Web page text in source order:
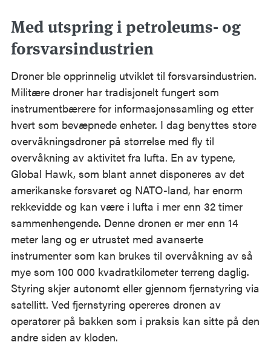
Med utspring i petroleums- og
forsvarsindustrien
Droner ble opprinnelig utviklet til forsvarsindustrien.
Militære droner har tradisjonelt fungert som
instrumentbærere for informasjonssamling og etter
hvert som bevæpnede enheter. I dag benyttes store
overvåkningsdroner på størrelse med fly til
overvåkning av aktivitet fra lufta. En av typene,
Global Hawk, som blant annet disponeres av det
amerikanske forsvaret og NATO-land, har enorm
rekkevidde og kan være i lufta i mer enn 32 timer
sammenhengende. Denne dronen er mer enn 14
meter lang og er utrustet med avanserte
instrumenter som kan brukes til overvåkning av så
mye som 100 000 kvadratkilometer terreng daglig.
Styring skjer autonomt eller gjennom fjernstyring via
satellitt. Ved fjernstyring opereres dronen av
operatører på bakken som i praksis kan sitte på den
andre siden av kloden.